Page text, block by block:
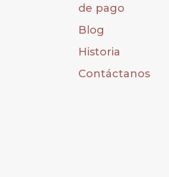
de pago
Blog
Historia
Contáctanos